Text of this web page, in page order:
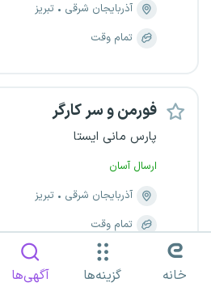
آذربایجان شرقی
تبریز
تمام وقت
فورمن و سر کارگر
پارس مانی ایستا
ارسال آسان
آذربایجان شرقی
تبریز
تمام وقت
خانه گزینه‌ها آگهی‌ها